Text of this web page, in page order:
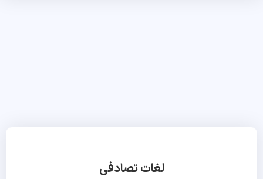
لغات تصادفی